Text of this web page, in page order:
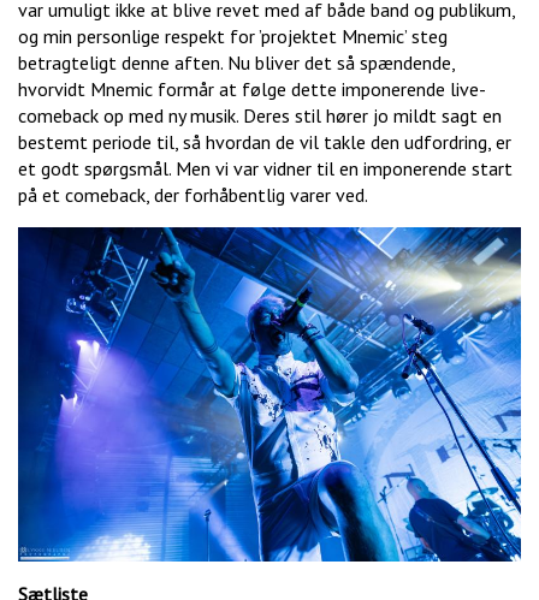
var umuligt ikke at blive revet med af både band og publikum,
og min personlige respekt for ’projektet Mnemic’ steg
betragteligt denne aften. Nu bliver det så spændende,
hvorvidt Mnemic formår at følge dette imponerende live-
comeback op med ny musik. Deres stil hører jo mildt sagt en
bestemt periode til, så hvordan de vil takle den udfordring, er
et godt spørgsmål. Men vi var vidner til en imponerende start
på et comeback, der forhåbentlig varer ved.
Sætliste